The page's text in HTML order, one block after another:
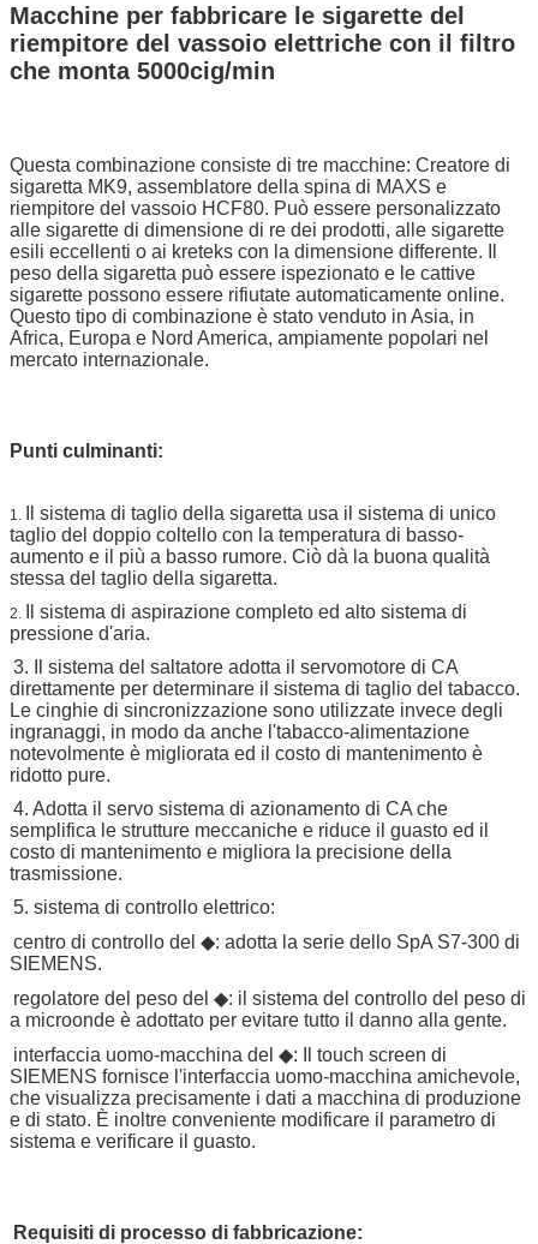
Macchine per fabbricare le sigarette del
riempitore del vassoio elettriche con il filtro
che monta 5000cig/min
Questa combinazione consiste di tre macchine: Creatore di
sigaretta MK9, assemblatore della spina di MAXS e
riempitore del vassoio HCF80. Può essere personalizzato
alle sigarette di dimensione di re dei prodotti, alle sigarette
esili eccellenti o ai kreteks con la dimensione differente. Il
peso della sigaretta può essere ispezionato e le cattive
sigarette possono essere rifiutate automaticamente online.
Questo tipo di combinazione è stato venduto in Asia, in
Africa, Europa e Nord America, ampiamente popolari nel
mercato internazionale.
Punti culminanti:
1.
Il sistema di taglio della sigaretta usa il sistema di unico
taglio del doppio coltello con la temperatura di basso-
aumento e il più a basso rumore. Ciò dà la buona qualità
stessa del taglio della sigaretta.
2.
Il sistema di aspirazione completo ed alto sistema di
pressione d'aria.
3. Il sistema del saltatore adotta il servomotore di CA
direttamente per determinare il sistema di taglio del tabacco.
Le cinghie di sincronizzazione sono utilizzate invece degli
ingranaggi, in modo da anche l'tabacco-alimentazione
notevolmente è migliorata ed il costo di mantenimento è
ridotto pure.
4. Adotta il servo sistema di azionamento di CA che
semplifica le strutture meccaniche e riduce il guasto ed il
costo di mantenimento e migliora la precisione della
trasmissione.
5. sistema di controllo elettrico:
centro di controllo del ◆: adotta la serie dello SpA S7-300 di
SIEMENS.
regolatore del peso del ◆: il sistema del controllo del peso di
a microonde è adottato per evitare tutto il danno alla gente.
interfaccia uomo-macchina del ◆: Il touch screen di
SIEMENS fornisce l'interfaccia uomo-macchina amichevole,
che visualizza precisamente i dati a macchina di produzione
e di stato. È inoltre conveniente modificare il parametro di
sistema e verificare il guasto.
Requisiti di processo di fabbricazione: